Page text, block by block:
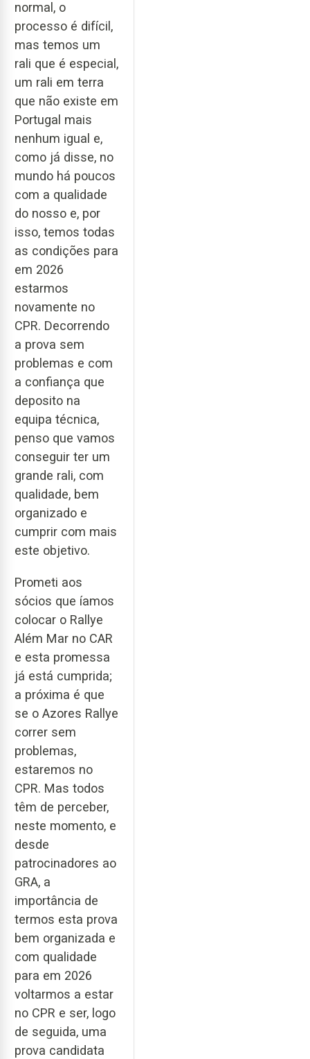
normal, o
processo é difícil,
mas temos um
rali que é especial,
um rali em terra
que não existe em
Portugal mais
nenhum igual e,
como já disse, no
mundo há poucos
com a qualidade
do nosso e, por
isso, temos todas
as condições para
em 2026
estarmos
novamente no
CPR. Decorrendo
a prova sem
problemas e com
a confiança que
deposito na
equipa técnica,
penso que vamos
conseguir ter um
grande rali, com
qualidade, bem
organizado e
cumprir com mais
este objetivo.
Prometi aos
sócios que íamos
colocar o Rallye
Além Mar no CAR
e esta promessa
já está cumprida;
a próxima é que
se o Azores Rallye
correr sem
problemas,
estaremos no
CPR. Mas todos
têm de perceber,
neste momento, e
desde
patrocinadores ao
GRA, a
importância de
termos esta prova
bem organizada e
com qualidade
para em 2026
voltarmos a estar
no CPR e ser, logo
de seguida, uma
prova candidata